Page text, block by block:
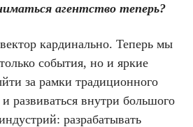
агентство теперь?
кардинально. Теперь мы
события, но и яркие
за рамки традиционного
развиваться внутри большого
разрабатывать